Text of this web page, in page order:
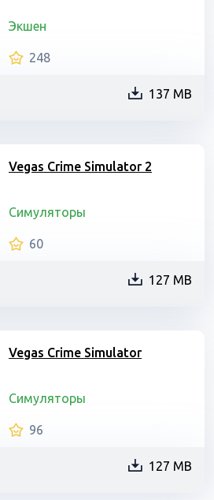
Экшен
248
137 MB
Vegas Crime Simulator 2
Симуляторы
60
127 MB
Vegas Crime Simulator
Симуляторы
96
127 MB